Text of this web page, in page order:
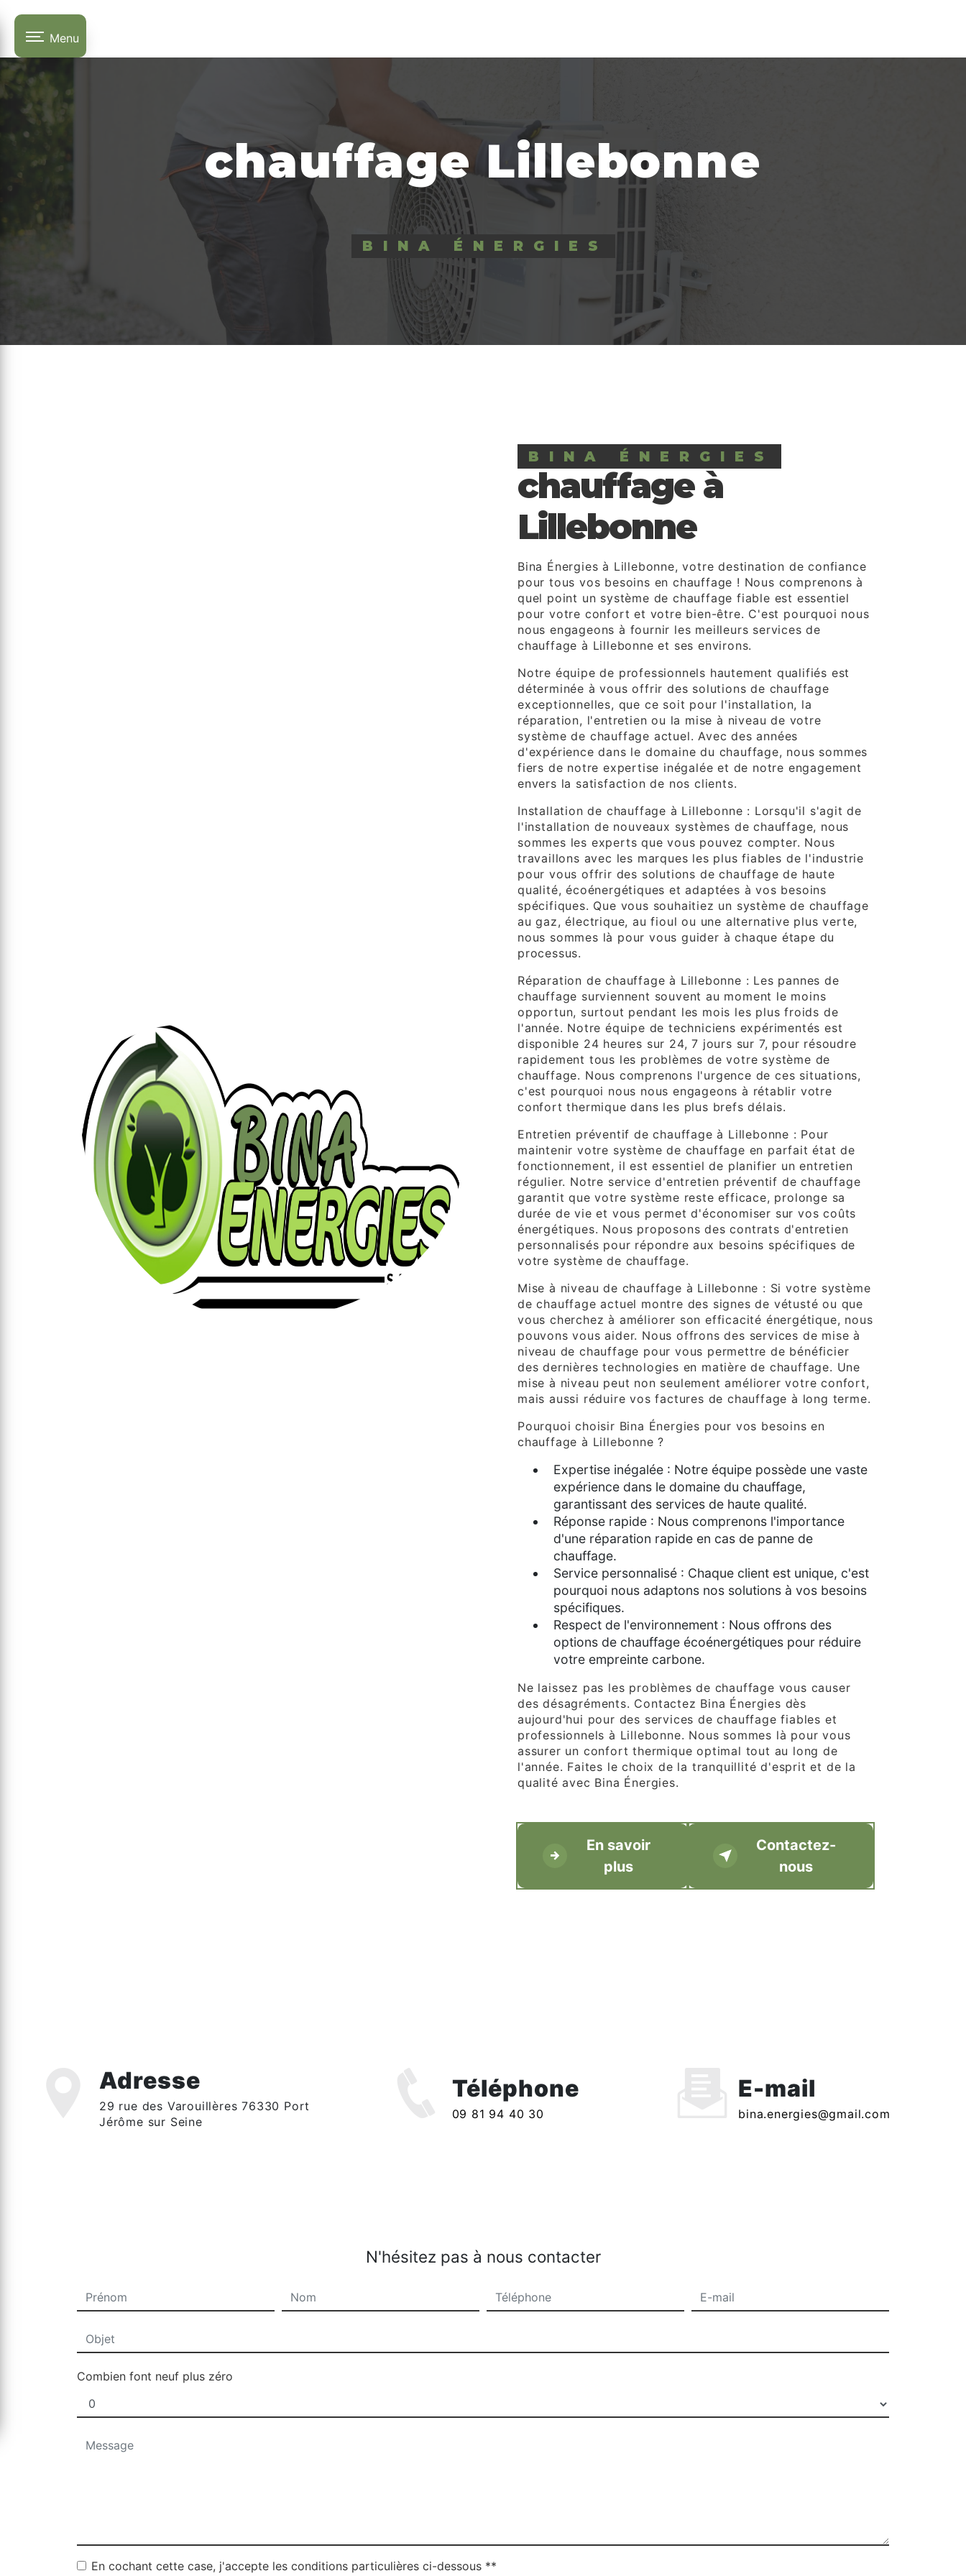
Menu
chauffage Lillebonne
BINA ÉNERGIES
BINA ÉNERGIES
chauffage à
Lillebonne
Bina Énergies à Lillebonne, votre destination de confiance
pour tous vos besoins en chauffage ! Nous comprenons à
quel point un système de chauffage fiable est essentiel
pour votre confort et votre bien-être. C'est pourquoi nous
nous engageons à fournir les meilleurs services de
chauffage à Lillebonne et ses environs.
Notre équipe de professionnels hautement qualifiés est
déterminée à vous offrir des solutions de chauffage
exceptionnelles, que ce soit pour l'installation, la
réparation, l'entretien ou la mise à niveau de votre
système de chauffage actuel. Avec des années
d'expérience dans le domaine du chauffage, nous sommes
fiers de notre expertise inégalée et de notre engagement
envers la satisfaction de nos clients.
Installation de chauffage à Lillebonne : Lorsqu'il s'agit de
l'installation de nouveaux systèmes de chauffage, nous
sommes les experts que vous pouvez compter. Nous
travaillons avec les marques les plus fiables de l'industrie
pour vous offrir des solutions de chauffage de haute
qualité, écoénergétiques et adaptées à vos besoins
spécifiques. Que vous souhaitiez un système de chauffage
au gaz, électrique, au fioul ou une alternative plus verte,
nous sommes là pour vous guider à chaque étape du
processus.
Réparation de chauffage à Lillebonne : Les pannes de
chauffage surviennent souvent au moment le moins
opportun, surtout pendant les mois les plus froids de
l'année. Notre équipe de techniciens expérimentés est
disponible 24 heures sur 24, 7 jours sur 7, pour résoudre
rapidement tous les problèmes de votre système de
chauffage. Nous comprenons l'urgence de ces situations,
c'est pourquoi nous nous engageons à rétablir votre
confort thermique dans les plus brefs délais.
Entretien préventif de chauffage à Lillebonne : Pour
maintenir votre système de chauffage en parfait état de
fonctionnement, il est essentiel de planifier un entretien
régulier. Notre service d'entretien préventif de chauffage
garantit que votre système reste efficace, prolonge sa
durée de vie et vous permet d'économiser sur vos coûts
énergétiques. Nous proposons des contrats d'entretien
personnalisés pour répondre aux besoins spécifiques de
votre système de chauffage.
Mise à niveau de chauffage à Lillebonne : Si votre système
de chauffage actuel montre des signes de vétusté ou que
vous cherchez à améliorer son efficacité énergétique, nous
pouvons vous aider. Nous offrons des services de mise à
niveau de chauffage pour vous permettre de bénéficier
des dernières technologies en matière de chauffage. Une
mise à niveau peut non seulement améliorer votre confort,
mais aussi réduire vos factures de chauffage à long terme.
Pourquoi choisir Bina Énergies pour vos besoins en
chauffage à Lillebonne ?
Expertise inégalée : Notre équipe possède une vaste
expérience dans le domaine du chauffage,
garantissant des services de haute qualité.
Réponse rapide : Nous comprenons l'importance
d'une réparation rapide en cas de panne de
chauffage.
Service personnalisé : Chaque client est unique, c'est
pourquoi nous adaptons nos solutions à vos besoins
spécifiques.
Respect de l'environnement : Nous offrons des
options de chauffage écoénergétiques pour réduire
votre empreinte carbone.
Ne laissez pas les problèmes de chauffage vous causer
des désagréments. Contactez Bina Énergies dès
aujourd'hui pour des services de chauffage fiables et
professionnels à Lillebonne. Nous sommes là pour vous
assurer un confort thermique optimal tout au long de
l'année. Faites le choix de la tranquillité d'esprit et de la
qualité avec Bina Énergies.
En savoir
plus
Contactez-
nous
Adresse
29 rue des Varouillères 76330 Port
Jérôme sur Seine
Téléphone
09 81 94 40 30
E-mail
bina.energies@gmail.com
N'hésitez pas à nous contacter
Combien font neuf plus zéro
En cochant cette case, j'accepte les conditions particulières ci-dessous **